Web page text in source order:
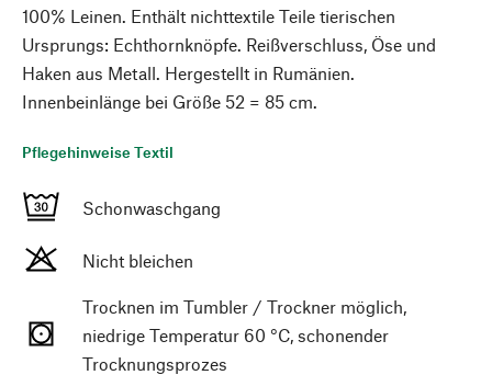
100% Leinen. Enthält nichttextile Teile tierischen
Ursprungs: Echthornknöpfe. Reißverschluss, Öse und
Haken aus Metall. Hergestellt in Rumänien.
Innenbeinlänge bei Größe 52 = 85 cm.
Pflegehinweise Textil
Schonwaschgang
Nicht bleichen
Trocknen im Tumbler / Trockner möglich,
niedrige Temperatur 60 °C, schonender
Trocknungsprozes